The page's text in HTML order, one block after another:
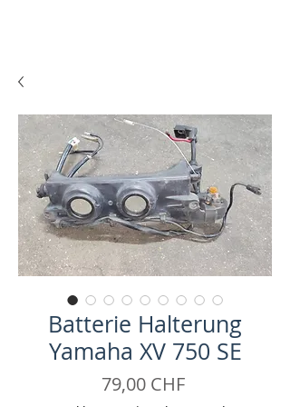
Batterie Halterung
Yamaha XV 750 SE
79,00 CHFPreis